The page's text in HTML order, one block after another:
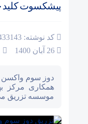
پیشکسوت کلید
کد نوشته: 433143
دوز سوم واکسن
همکاری مرکز
موسسه تزریق